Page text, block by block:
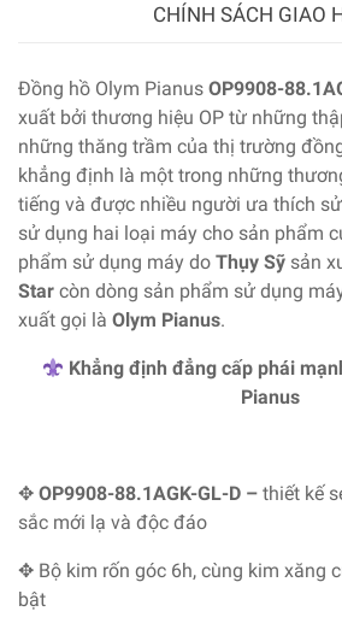
CHÍNH SÁCH GIAO
Đồng hồ Olym Pianus OP9908-
xuất bởi thương hiệu OP từ những
những thăng trầm của thị trường
khẳng định là một trong những
tiếng và được nhiều người ưa thích
sử dụng hai loại máy cho sản phẩm
phẩm sử dụng máy do Thụy Sỹ sản
Star còn dòng sản phẩm sử dụng
xuất gọi là Olym Pianus.
Khẳng định đẳng cấp phái
Pianus
✥ OP9908-88.1AGK-GL-D – thiết kế
sắc mới lạ và độc đáo
✥ Bộ kim rốn góc 6h, cùng kim xăng
bật